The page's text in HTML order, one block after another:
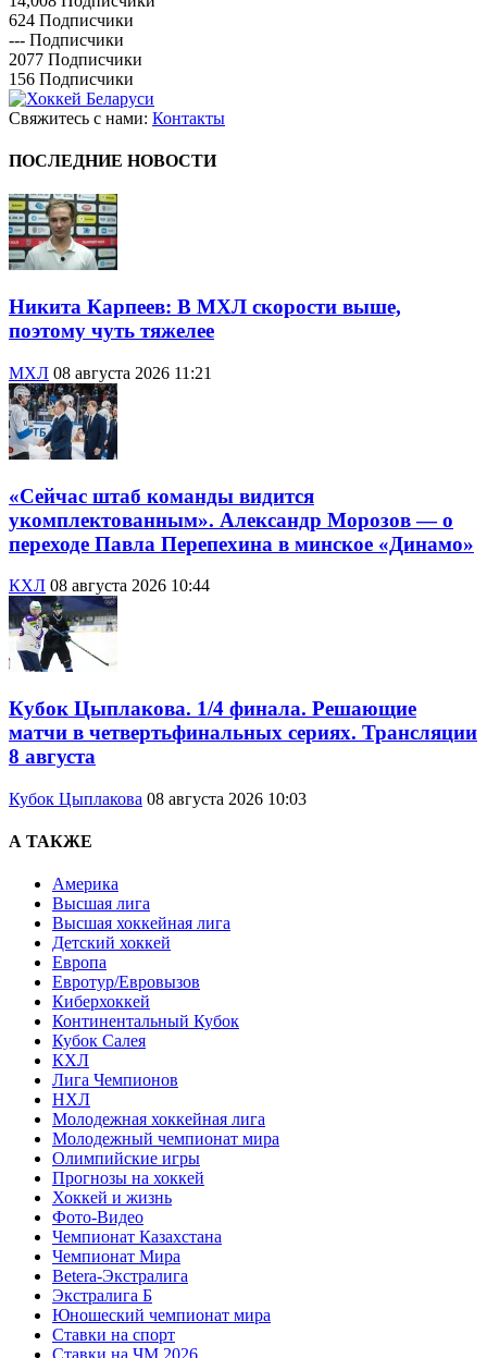
624 Подписчики
--- Подписчики
2077 Подписчики
156 Подписчики
Свяжитесь с нами: Контакты
ПОСЛЕДНИЕ НОВОСТИ
Никита Карпеев: В МХЛ скорости выше,
поэтому чуть тяжелее
МХЛ 08 августа 2026 11:21
«Сейчас штаб команды видится
укомплектованным». Александр Морозов — о
переходе Павла Перепехина в минское «Динамо»
КХЛ 08 августа 2026 10:44
Кубок Цыплакова. 1/4 финала. Решающие
матчи в четвертьфинальных сериях. Трансляции
8 августа
Кубок Цыплакова 08 августа 2026 10:03
А ТАКЖЕ
Америка
Высшая лига
Высшая хоккейная лига
Детский хоккей
Европа
Евротур/Евровызов
Киберхоккей
Континентальный Кубок
Кубок Салея
КХЛ
Лига Чемпионов
НХЛ
Молодежная хоккейная лига
Молодежный чемпионат мира
Олимпийские игры
Прогнозы на хоккей
Хоккей и жизнь
Фото-Видео
Чемпионат Казахстана
Чемпионат Мира
Betera-Экстралига
Экстралига Б
Юношеский чемпионат мира
Ставки на спорт